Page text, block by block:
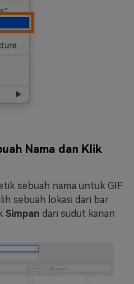
Nama dan Klik
sebuah nama untuk GIF
sebuah lokasi dari bar
Simpan dari sudut kanan